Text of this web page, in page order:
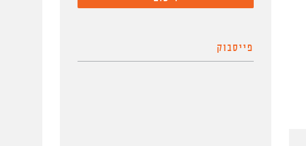
פייסבוק